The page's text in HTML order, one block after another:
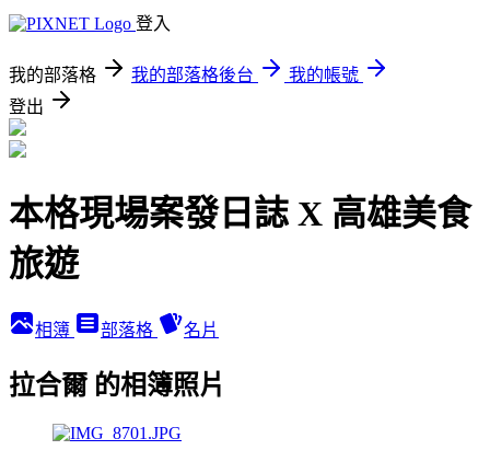
登入
我的部落格 我的部落格後台
我的帳號
登出
本格現場案發日誌 X 高雄美食
旅遊
相簿 部落格 名片
拉合爾 的相簿照片